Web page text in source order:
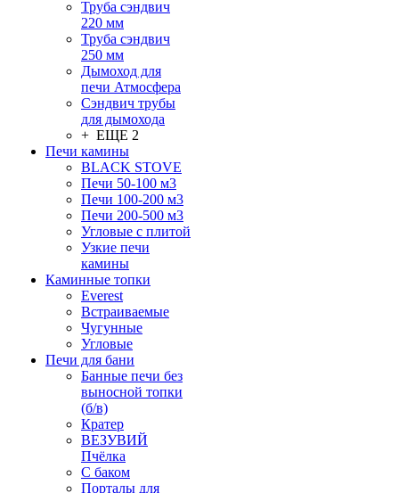
Труба сэндвич
220 мм
Труба сэндвич
250 мм
Дымоход для
печи Атмосфера
Сэндвич трубы
для дымохода
+ ЕЩЕ 2
Печи камины
BLACK STOVE
Печи 50-100 м3
Печи 100-200 м3
Печи 200-500 м3
Угловые с плитой
Узкие печи
камины
Каминные топки
Everest
Встраиваемые
Чугунные
Угловые
Печи для бани
Банные печи без
выносной топки
(б/в)
Кратер
ВЕЗУВИЙ
Пчёлка
С баком
Порталы для